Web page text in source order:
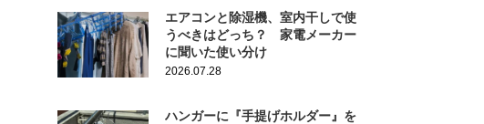
エアコンと除湿機、室内干しで使
うべきはどっち？ 家電メーカー
に聞いた使い分け
2026.07.28
ハンガーに『手提げホルダー』を